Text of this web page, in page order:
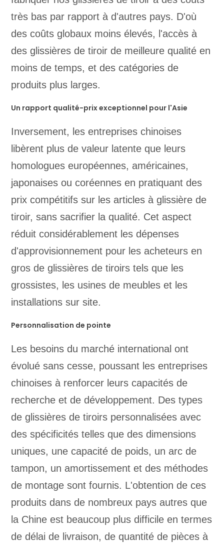
très bas par rapport à d'autres pays. D'où
des coûts globaux moins élevés, l'accès à
des glissières de tiroir de meilleure qualité en
moins de temps, et des catégories de
produits plus larges.
Un rapport qualité-prix exceptionnel pour l'Asie
Inversement, les entreprises chinoises
libèrent plus de valeur latente que leurs
homologues européennes, américaines,
japonaises ou coréennes en pratiquant des
prix compétitifs sur les articles à glissière de
tiroir, sans sacrifier la qualité. Cet aspect
réduit considérablement les dépenses
d'approvisionnement pour les acheteurs en
gros de glissières de tiroirs tels que les
grossistes, les usines de meubles et les
installations sur site.
Personnalisation de pointe
Les besoins du marché international ont
évolué sans cesse, poussant les entreprises
chinoises à renforcer leurs capacités de
recherche et de développement. Des types
de glissières de tiroirs personnalisées avec
des spécificités telles que des dimensions
uniques, une capacité de poids, un arc de
tampon, un amortissement et des méthodes
de montage sont fournis. L'obtention de ces
produits dans de nombreux pays autres que
la Chine est beaucoup plus difficile en termes
de délai de livraison, de quantité de pièces à